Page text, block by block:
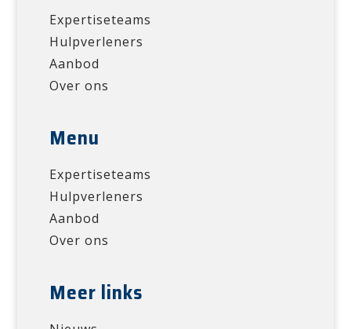
Expertiseteams
Hulpverleners
Aanbod
Over ons
Menu
Expertiseteams
Hulpverleners
Aanbod
Over ons
Meer links